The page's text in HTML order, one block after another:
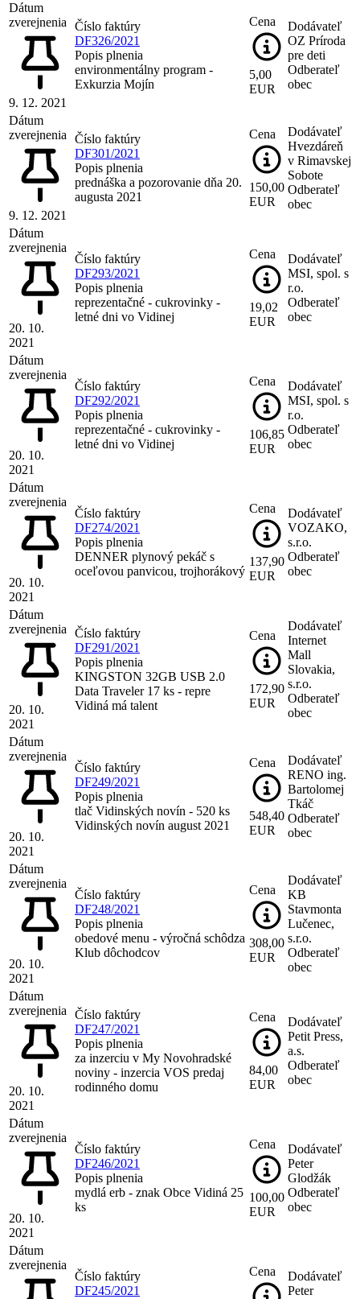
Dátum
zverejnenia
9. 12. 2021
Číslo faktúry
DF326/2021
Popis plnenia
environmentálny program -
Exkurzia Mojín
Cena
5,00
EUR
Dodávateľ
OZ Príroda
pre deti
Odberateľ
obec
Dátum
zverejnenia
9. 12. 2021
Číslo faktúry
DF301/2021
Popis plnenia
prednáška a pozorovanie dňa 20.
augusta 2021
Cena
150,00
EUR
Dodávateľ
Hvezdáreň
v Rimavskej
Sobote
Odberateľ
obec
Dátum
zverejnenia
20. 10.
2021
Číslo faktúry
DF293/2021
Popis plnenia
reprezentačné - cukrovinky -
letné dni vo Vidinej
Cena
19,02
EUR
Dodávateľ
MSI, spol. s
r.o.
Odberateľ
obec
Dátum
zverejnenia
20. 10.
2021
Číslo faktúry
DF292/2021
Popis plnenia
reprezentačné - cukrovinky -
letné dni vo Vidinej
Cena
106,85
EUR
Dodávateľ
MSI, spol. s
r.o.
Odberateľ
obec
Dátum
zverejnenia
20. 10.
2021
Číslo faktúry
DF274/2021
Popis plnenia
DENNER plynový pekáč s
oceľovou panvicou, trojhorákový
Cena
137,90
EUR
Dodávateľ
VOZAKO,
s.r.o.
Odberateľ
obec
Dátum
zverejnenia
20. 10.
2021
Číslo faktúry
DF291/2021
Popis plnenia
KINGSTON 32GB USB 2.0
Data Traveler 17 ks - repre
Vidiná má talent
Cena
172,90
EUR
Dodávateľ
Internet
Mall
Slovakia,
s.r.o.
Odberateľ
obec
Dátum
zverejnenia
20. 10.
2021
Číslo faktúry
DF249/2021
Popis plnenia
tlač Vidinských novín - 520 ks
Vidinských novín august 2021
Cena
548,40
EUR
Dodávateľ
RENO ing.
Bartolomej
Tkáč
Odberateľ
obec
Dátum
zverejnenia
20. 10.
2021
Číslo faktúry
DF248/2021
Popis plnenia
obedové menu - výročná schôdza
Klub dôchodcov
Cena
308,00
EUR
Dodávateľ
KB
Stavmonta
Lučenec,
s.r.o.
Odberateľ
obec
Dátum
zverejnenia
20. 10.
2021
Číslo faktúry
DF247/2021
Popis plnenia
za inzerciu v My Novohradské
noviny - inzercia VOS predaj
rodinného domu
Cena
84,00
EUR
Dodávateľ
Petit Press,
a.s.
Odberateľ
obec
Dátum
zverejnenia
20. 10.
2021
Číslo faktúry
DF246/2021
Popis plnenia
mydlá erb - znak Obce Vidiná 25
ks
Cena
100,00
EUR
Dodávateľ
Peter
Glodžák
Odberateľ
obec
Dátum
zverejnenia
Číslo faktúry
DF245/2021
Cena
Dodávateľ
Peter